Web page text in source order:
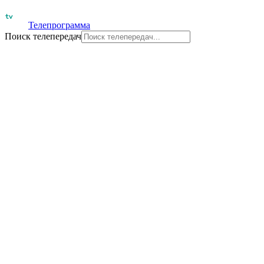
Телепрограмма
Поиск телепередач